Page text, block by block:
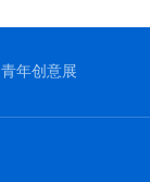
青年创意展